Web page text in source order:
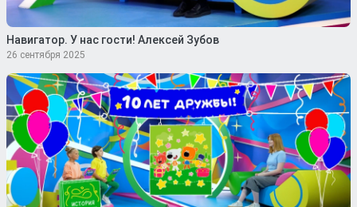
Навигатор. У нас гости! Алексей Зубов
26 сентября 2025